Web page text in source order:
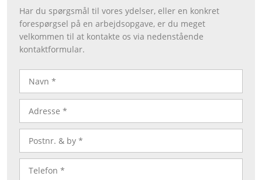
​Har du spørgsmål til vores ydelser, eller en konkret
forespørgsel på en arbejdsopgave, er du meget
velkommen til at kontakte os via nedenstående
kontaktformular.